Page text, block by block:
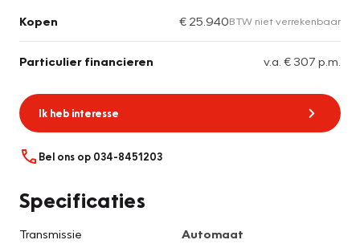
Kopen € 25.940BTW niet verrekenbaar
Particulier financieren v.a. € 307 p.m.
Ik heb interesse
Bel ons op 034-8451203
Specificaties
Transmissie
Automaat